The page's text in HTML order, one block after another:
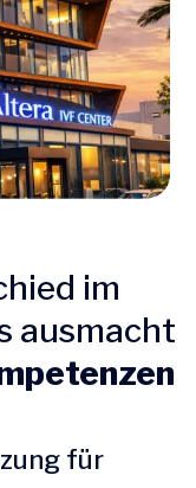
im
ausmacht
für